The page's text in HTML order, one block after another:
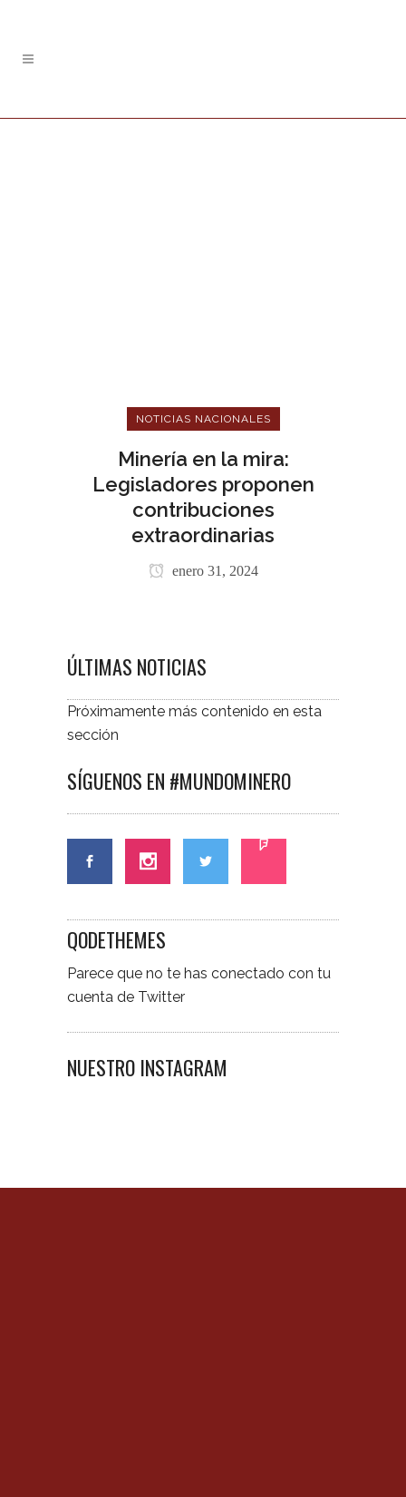
NOTICIAS NACIONALES
Minería en la mira:
Legisladores proponen
contribuciones
extraordinarias
enero 31, 2024
ÚLTIMAS NOTICIAS
Próximamente más contenido en esta
sección
SÍGUENOS EN #MUNDOMINERO
QODETHEMES
Parece que no te has conectado con tu
cuenta de Twitter
NUESTRO INSTAGRAM